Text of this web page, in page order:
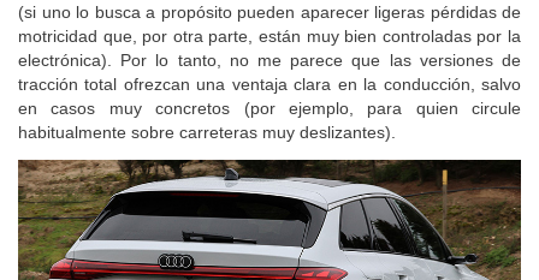
(si uno lo busca a propósito pueden aparecer ligeras pérdidas de
motricidad que, por otra parte, están muy bien controladas por la
electrónica). Por lo tanto, no me parece que las versiones de
tracción total ofrezcan una ventaja clara en la conducción, salvo
en casos muy concretos (por ejemplo, para quien circule
habitualmente sobre carreteras muy deslizantes).